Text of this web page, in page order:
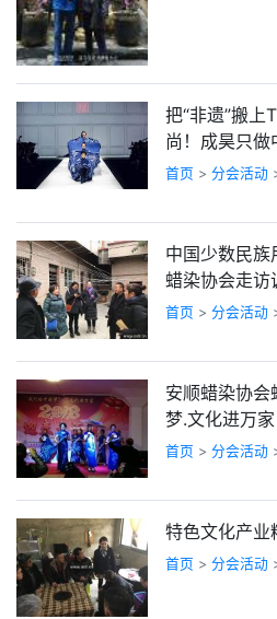
把“非遗”搬上
尚！成昊只
首页 > 分会活动
中国少数民
蜡染协会走访
首页 > 分会活动
安顺蜡染协会
梦.文化进万家
首页 > 分会活动
特色文化产业
首页 > 分会活动